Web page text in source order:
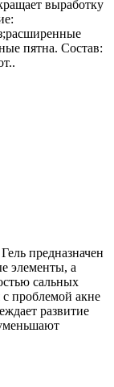
выработку
пятна. Состав:
предназначен
элементы, а
сальных
проблемой акне
развитие